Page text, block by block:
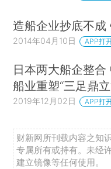
造船企业抄底不成
2014年04月10日 APP打
日本两大船企整合
船业重塑“三足鼎立
2019年12月02日 APP打
财新网所刊载内容之知
专属所有或持有。未经
建立镜像等任何使用。